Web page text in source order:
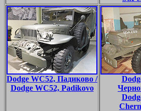
Dodge WC52, Падиково /
Dodge WC52, Padikovo